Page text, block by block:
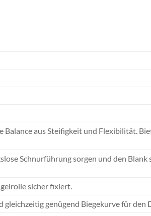
aus Steifigkeit und Flexibilität.
Schnurführung sorgen und den Blank
sicher fixiert.
genügend Biegekurve für den